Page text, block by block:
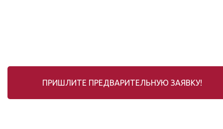
ПРИШЛИТЕ ПРЕДВАРИТЕЛЬНУЮ ЗАЯВКУ!